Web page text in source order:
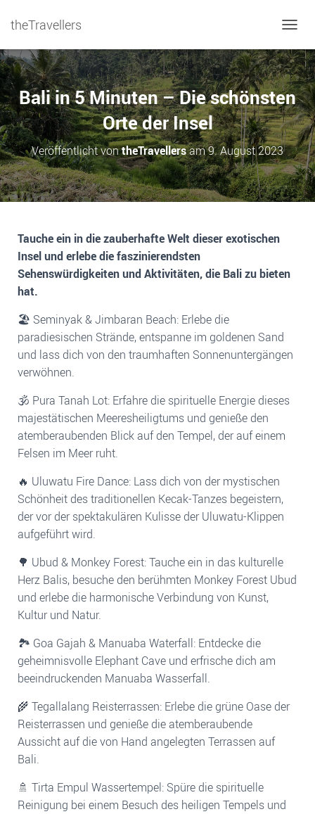
theTravellers
Bali in 5 Minuten – Die schönsten
Orte der Insel
Veröffentlicht vontheTravellersam9. August 2023
Tauche ein in die zauberhafte Welt dieser exotischen
Insel und erlebe die faszinierendsten
Sehenswürdigkeiten und Aktivitäten, die Bali zu bieten
hat.
🏖️ Seminyak & Jimbaran Beach: Erlebe die
paradiesischen Strände, entspanne im goldenen Sand
und lass dich von den traumhaften Sonnenuntergängen
verwöhnen.
🕉️ Pura Tanah Lot: Erfahre die spirituelle Energie dieses
majestätischen Meeresheiligtums und genieße den
atemberaubenden Blick auf den Tempel, der auf einem
Felsen im Meer ruht.
🔥 Uluwatu Fire Dance: Lass dich von der mystischen
Schönheit des traditionellen Kecak-Tanzes begeistern,
der vor der spektakulären Kulisse der Uluwatu-Klippen
aufgeführt wird.
🌳 Ubud & Monkey Forest: Tauche ein in das kulturelle
Herz Balis, besuche den berühmten Monkey Forest Ubud
und erlebe die harmonische Verbindung von Kunst,
Kultur und Natur.
🏞️ Goa Gajah & Manuaba Waterfall: Entdecke die
geheimnisvolle Elephant Cave und erfrische dich am
beeindruckenden Manuaba Wasserfall.
🌾 Tegallalang Reisterrassen: Erlebe die grüne Oase der
Reisterrassen und genieße die atemberaubende
Aussicht auf die von Hand angelegten Terrassen auf
Bali.
🚿 Tirta Empul Wassertempel: Spüre die spirituelle
Reinigung bei einem Besuch des heiligen Tempels und